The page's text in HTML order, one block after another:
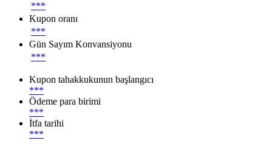
***
Kupon oranı
***
Gün Sayım Konvansiyonu
***
Kupon tahakkukunun başlangıcı
***
Ödeme para birimi
***
İtfa tarihi
***